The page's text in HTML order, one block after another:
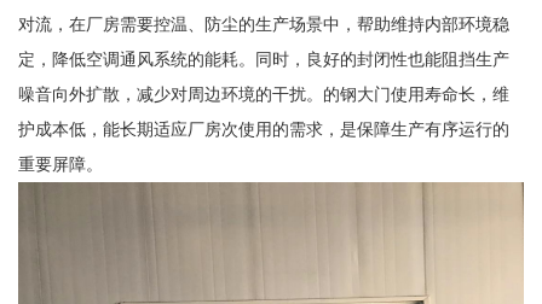
对流，在厂房需要控温、防尘的生产场景中，帮助维持内部环境稳
定，降低空调通风系统的能耗。同时，良好的封闭性也能阻挡生产
噪音向外扩散，减少对周边环境的干扰。的钢大门使用寿命长，维
护成本低，能长期适应厂房次使用的需求，是保障生产有序运行的
重要屏障。